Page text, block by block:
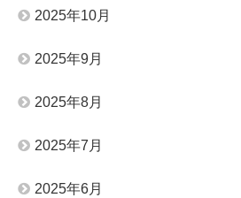
2025年10月
2025年9月
2025年8月
2025年7月
2025年6月